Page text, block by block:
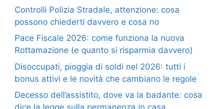
Controlli Polizia Stradale, attenzione: cosa
possono chiederti davvero e cosa no
Pace Fiscale 2026: come funziona la nuova
Rottamazione (e quanto si risparmia davvero)
Disoccupati, pioggia di soldi nel 2026: tutti i
bonus attivi e le novità che cambiano le regole
Decesso dell’assistito, dove va la badante: cosa
dice la legge sulla permanenza in casa